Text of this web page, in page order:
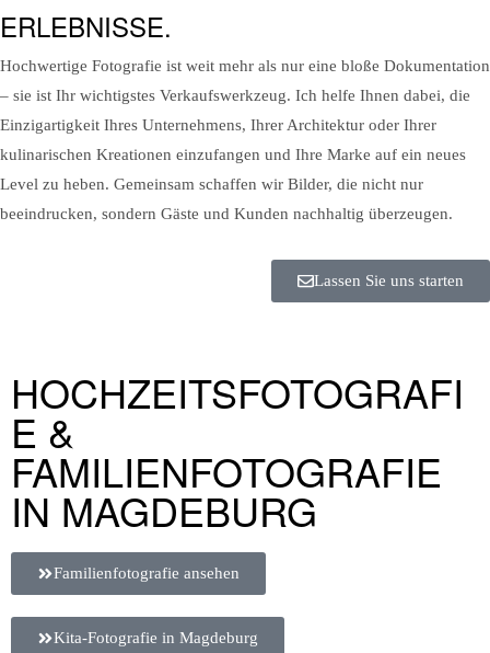
ERLEBNISSE.
Hochwertige Fotografie ist weit mehr als nur eine bloße Dokumentation
– sie ist Ihr wichtigstes Verkaufswerkzeug. Ich helfe Ihnen dabei, die
Einzigartigkeit Ihres Unternehmens, Ihrer Architektur oder Ihrer
kulinarischen Kreationen einzufangen und Ihre Marke auf ein neues
Level zu heben. Gemeinsam schaffen wir Bilder, die nicht nur
beeindrucken, sondern Gäste und Kunden nachhaltig überzeugen.
Lassen Sie uns starten
HOCHZEITSFOTOGRAFI
E &
FAMILIENFOTOGRAFIE
IN MAGDEBURG
Familienfotografie ansehen
Kita-Fotografie in Magdeburg